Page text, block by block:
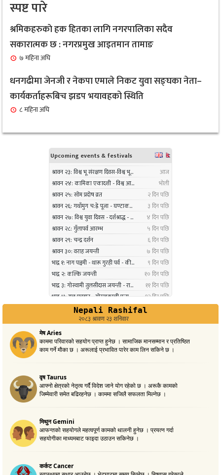
१ महिना अघि
८
सबै क्षेत्र, वर्ग र लिंगकाे आवश्यकताकाे आधारमा बजेट
विनियाेजन गर्ने : नगरप्रमुख आइतमान तामाङ
१ महिना अघि
९
सर्लाहीका बिमल साहलाई भारतको मुम्बईमा ‘हार्मोनियम
ट्युनिङ विशेषज्ञ’ पदकबाट सम्मानित
३ महिना अघि
१०
नगरप्रमुख तामाङको अध्यक्षतामा जलवायु उत्थानशील
कार्यढाँचा सम्बन्धी एकदिने क्षमता अभिवृद्धि कार्यक्रम
सम्पन्न
स्पष्ट पारे
श्रमिकहरुकाे हक हितका लागि नगरपालिका सदैव
सकारात्मक छ : नगरप्रमुख आइतमान तामाङ
७ महिना अघि
धनगढीमा जेनजी र नेकपा एमाले निकट युवा सङ्घका नेता–
कार्यकर्ताहरूबिच झडप भयावहको स्थिति
८ महिना अघि